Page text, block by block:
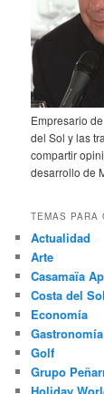
Empresario
del Sol y las
compartir
desarrollo de
TEMAS PARA
Actualidad
Arte
Casamaïa
Costa del Sol
Economía
Gastronomía
Golf
Grupo